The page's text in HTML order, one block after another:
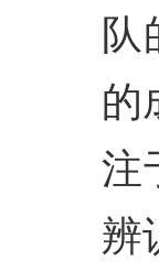
队
的
注
辨